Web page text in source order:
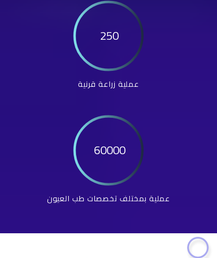
250
عملية زراعة قرنية
60000
عملية بمختلف تخصصات طب العيون